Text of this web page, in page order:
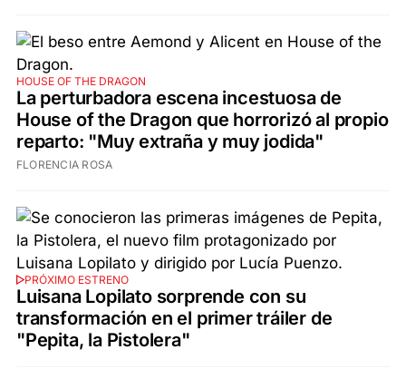
HOUSE OF THE DRAGON
La perturbadora escena incestuosa de
House of the Dragon que horrorizó al propio
reparto: "Muy extraña y muy jodida"
FLORENCIA ROSA
PRÓXIMO ESTRENO
Luisana Lopilato sorprende con su
transformación en el primer tráiler de
"Pepita, la Pistolera"